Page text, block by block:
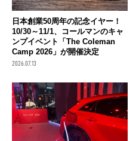
日本創業50周年の記念イヤー！
10/30～11/1、コールマンのキャ
ンプイベント「The Coleman
Camp 2026」が開催決定
2026.07.13